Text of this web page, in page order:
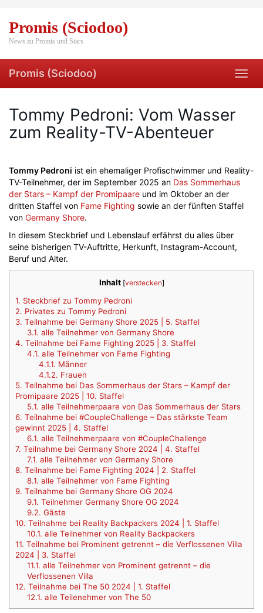
main
content
Promis (Sciodoo)
News zu Promis und Stars
Promis (Sciodoo)
Tommy Pedroni: Vom Wasser
zum Reality-TV-Abenteuer
Tommy Pedroni ist ein ehemaliger Profischwimmer und Reality-
TV-Teilnehmer, der im September 2025 an Das Sommerhaus
der Stars – Kampf der Promipaare und im Oktober an der
dritten Staffel von Fame Fighting sowie an der fünften Staffel
von Germany Shore.
In diesem Steckbrief und Lebenslauf erfährst du alles über
seine bisherigen TV-Auftritte, Herkunft, Instagram-Account,
Beruf und Alter.
Inhalt [verstecken]
1. Steckbrief zu Tommy Pedroni
2. Privates zu Tommy Pedroni
3. Teilnahme bei Germany Shore 2025 | 5. Staffel
3.1. alle Teilnehmer von Germany Shore
4. Teilnahme bei Fame Fighting 2025 | 3. Staffel
4.1. alle Teilnehmer von Fame Fighting
4.1.1. Männer
4.1.2. Frauen
5. Teilnahme bei Das Sommerhaus der Stars – Kampf der
Promipaare 2025 | 10. Staffel
5.1. alle Teilnehmerpaare von Das Sommerhaus der Stars
6. Teilnahme bei #CoupleChallenge – Das stärkste Team
gewinnt 2025 | 4. Staffel
6.1. alle Teilnehmerpaare von #CoupleChallenge
7. Teilnahme bei Germany Shore 2024 | 4. Staffel
7.1. alle Teilnehmer von Germany Shore
8. Teilnahme bei Fame Fighting 2024 | 2. Staffel
8.1. alle Teilnehmer von Fame Fighting
9. Teilnahme bei Germany Shore OG 2024
9.1. Teilnehmer Germany Shore OG 2024
9.2. Gäste
10. Teilnahme bei Reality Backpackers 2024 | 1. Staffel
10.1. alle Teilnehmer von Reality Backpackers
11. Teilnahme bei Prominent getrennt – die Verflossenen Villa
2024 | 3. Staffel
11.1. alle Teilnehmer von Prominent getrennt – die
Verflossenen Villa
12. Teilnahme bei The 50 2024 | 1. Staffel
12.1. alle Teilenehmer von The 50